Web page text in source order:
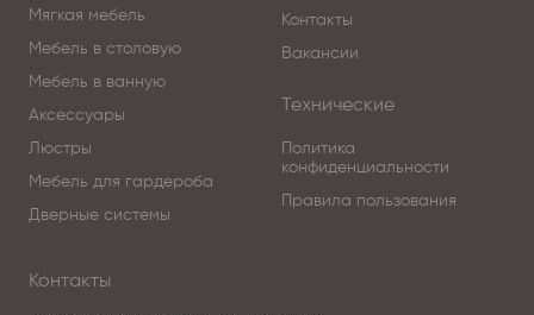
модели и оформляйте заказ.
По вопросам приобретения элитной мебели в
Астанае обращайтесь в Antonovich Home.
Мягкая мебель
Мебель в столовую
Мебель в ванную
Аксессуары
Люстры
Мебель для гардероба
Дверные системы
Контакты
Вакансии
Технические
Политика
конфиденциальности
Правила пользования
Контакты